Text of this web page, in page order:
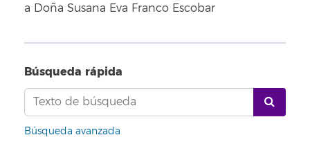
a Doña Susana Eva Franco Escobar
Búsqueda rápida
Búsqueda avanzada